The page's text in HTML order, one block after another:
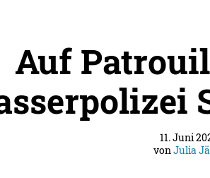
Auf
11. Juni
vonJulia